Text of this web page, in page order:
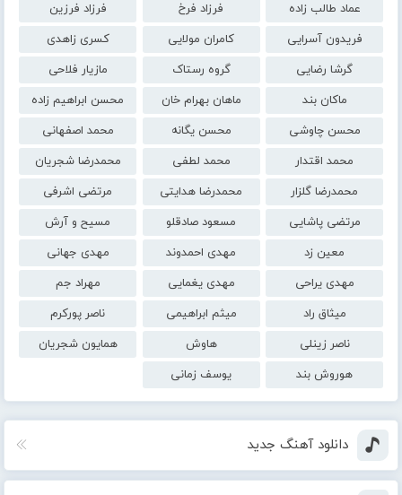
عماد طالب زاده
فرزاد فرخ
فرزاد فرزین
فریدون آسرایی
کامران مولایی
کسری زاهدی
گرشا رضایی
گروه رستاک
مازیار فلاحی
ماکان بند
ماهان بهرام خان
محسن ابراهیم زاده
محسن چاوشی
محسن یگانه
محمد اصفهانی
محمد اقتدار
محمد لطفی
محمدرضا شجریان
محمدرضا گلزار
محمدرضا هدایتی
مرتضی اشرفی
مرتضی پاشایی
مسعود صادقلو
مسیح و آرش
معین زد
مهدی احمدوند
مهدی جهانی
مهدی یراحی
مهدی یغمایی
مهراد جم
میثاق راد
میثم ابراهیمی
ناصر پورکرم
ناصر زینلی
هاوش
همایون شجریان
هوروش بند
یوسف زمانی
دانلود آهنگ جدید